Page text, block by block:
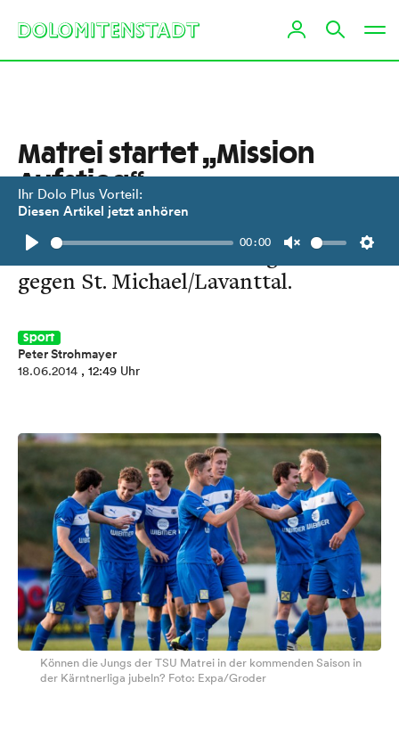
Ihr Dolo Plus Vorteil:
Diesen Artikel jetzt anhören
Play
00:00
Unmute
Matrei startet „Mission
Aufstieg“
Die Iseltaler starten heute im
Tauernstadion in die Relegation
gegen St. Michael/Lavanttal.
Sport
Peter Strohmayer
18.06.2014 , 12:49 Uhr
Können die Jungs der TSU Matrei in der kommenden Saison in
der Kärntnerliga jubeln? Foto: Expa/Groder